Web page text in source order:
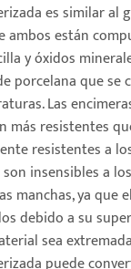
es similar al
ambos están
y óxidos
porcelana que se
Las
más resistentes
resistentes a
insensibles a
manchas, ya que
debido a su
sea
puede